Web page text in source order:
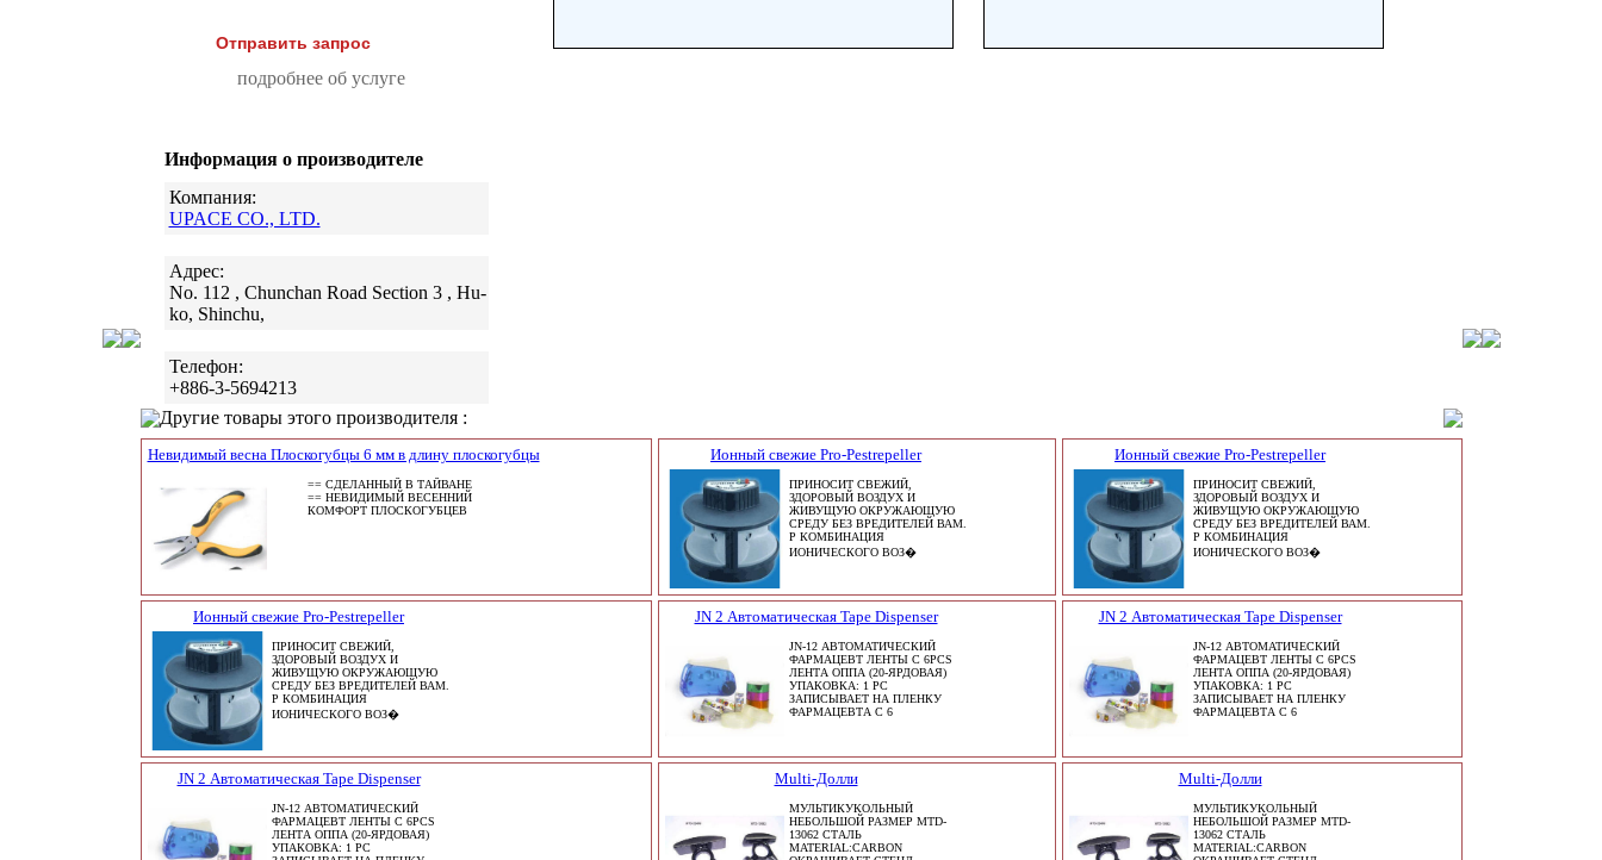
Отправить запрос
подробнее об услуге
Информация о производителе
Компания:
UPACE CO., LTD.
Адрес:
No. 112 , Chunchan Road Section 3 , Hu-
ko, Shinchu,
Телефон:
+886-3-5694213
Другие товары этого производителя :
Невидимый весна Плоскогубцы 6 мм в длину плоскогубцы
== СДЕЛАННЫЙ В ТАЙВАНЕ
== НЕВИДИМЫЙ ВЕСЕННИЙ
КОМФОРТ ПЛОСКОГУБЦЕВ
Ионный свежие Pro-Pestrepeller
ПРИНОСИТ СВЕЖИЙ,
ЗДОРОВЫЙ ВОЗДУХ И
ЖИВУЩУЮ ОКРУЖАЮЩУЮ
СРЕДУ БЕЗ ВРЕДИТЕЛЕЙ ВАМ.
P КОМБИНАЦИЯ
ИОНИЧЕСКОГО ВОЗ�
Ионный свежие Pro-Pestrepeller
ПРИНОСИТ СВЕЖИЙ,
ЗДОРОВЫЙ ВОЗДУХ И
ЖИВУЩУЮ ОКРУЖАЮЩУЮ
СРЕДУ БЕЗ ВРЕДИТЕЛЕЙ ВАМ.
P КОМБИНАЦИЯ
ИОНИЧЕСКОГО ВОЗ�
Ионный свежие Pro-Pestrepeller
ПРИНОСИТ СВЕЖИЙ,
ЗДОРОВЫЙ ВОЗДУХ И
ЖИВУЩУЮ ОКРУЖАЮЩУЮ
СРЕДУ БЕЗ ВРЕДИТЕЛЕЙ ВАМ.
P КОМБИНАЦИЯ
ИОНИЧЕСКОГО ВОЗ�
JN 2 Автоматическая Tape Dispenser
JN-12 АВТОМАТИЧЕСКИЙ
ФАРМАЦЕВТ ЛЕНТЫ С 6PCS
ЛЕНТА ОППА (20-ЯРДОВАЯ)
УПАКОВКА: 1 PC
ЗАПИСЫВАЕТ НА ПЛЕНКУ
ФАРМАЦЕВТА С 6
JN 2 Автоматическая Tape Dispenser
JN-12 АВТОМАТИЧЕСКИЙ
ФАРМАЦЕВТ ЛЕНТЫ С 6PCS
ЛЕНТА ОППА (20-ЯРДОВАЯ)
УПАКОВКА: 1 PC
ЗАПИСЫВАЕТ НА ПЛЕНКУ
ФАРМАЦЕВТА С 6
JN 2 Автоматическая Tape Dispenser
JN-12 АВТОМАТИЧЕСКИЙ
ФАРМАЦЕВТ ЛЕНТЫ С 6PCS
ЛЕНТА ОППА (20-ЯРДОВАЯ)
УПАКОВКА: 1 PC
Multi-Долли
МУЛЬТИКУКОЛЬНЫЙ
НЕБОЛЬШОЙ РАЗМЕР MTD-
13062 СТАЛЬ
MATERIAL:CARBON
Multi-Долли
МУЛЬТИКУКОЛЬНЫЙ
НЕБОЛЬШОЙ РАЗМЕР MTD-
13062 СТАЛЬ
MATERIAL:CARBON